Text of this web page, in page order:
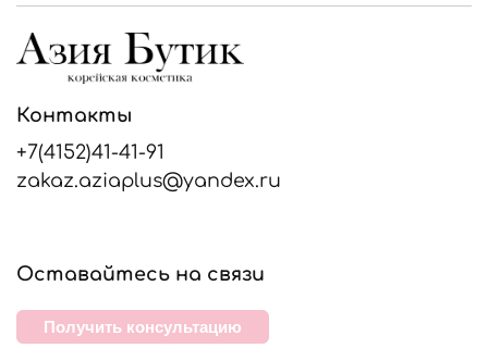
Контакты
+7(4152)41-41-91
zakaz.aziaplus@yandex.ru
Оставайтесь на связи
Получить консультацию